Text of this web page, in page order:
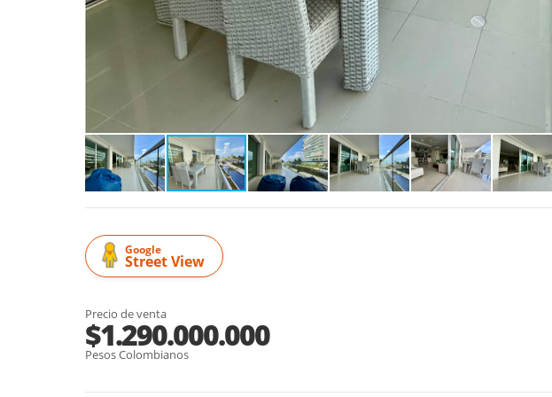
Google
Street View
Precio de venta
$1.290.000.000
Pesos Colombianos